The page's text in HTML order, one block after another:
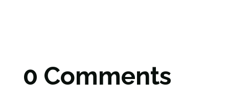
0 Comments